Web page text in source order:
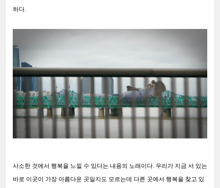
하다.
사소한 것에서 행복을 느낄 수 있다는 내용의 노래이다. 우리가 지금 서 있는
바로 이곳이 가장 아름다운 곳일지도 모르는데 다른 곳에서 행복을 찾고 있